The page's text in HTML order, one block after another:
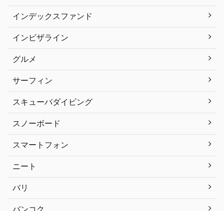
インデックスファンド
インビザライン
グルメ
サーフィン
スキューバダイビング
スノーボード
スマートフォン
ニート
バリ
バンコク